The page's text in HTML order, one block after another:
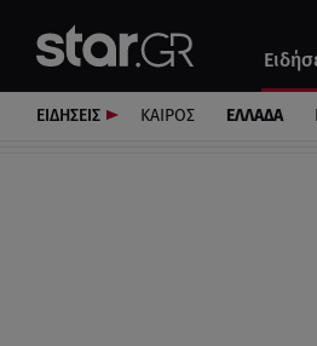
ΕΙΔΗΣΕΙΣ ΚΑΙΡΟΣ ΕΛΛΑΔΑ